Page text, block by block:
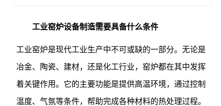
工业窑炉设备制造需要具备什么条件
工业窑炉是现代工业生产中不可或缺的一部分。无论是
冶金、陶瓷、建材，还是化工行业，窑炉都在其中发挥
着关键作用。它的主要功能是提供高温环境，通过控制
温度、气氛等条件，帮助完成各种材料的热处理过程。